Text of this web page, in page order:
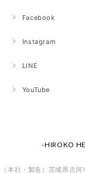
Facebook
Instagram
LINE
YouTube
-HIROKO
（本社・製造）茨城県古